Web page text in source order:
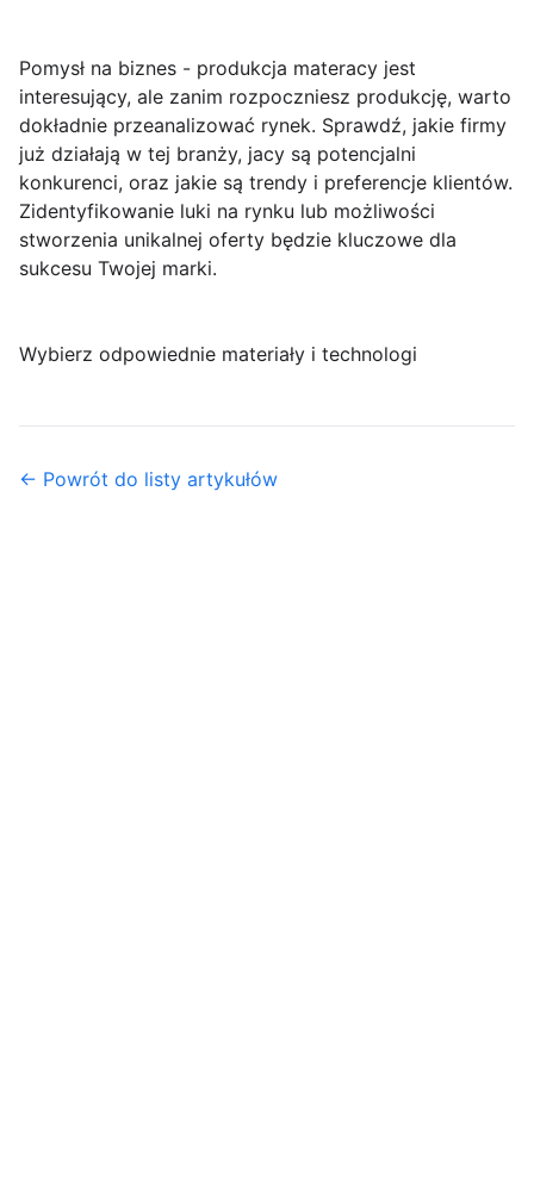
Pomysł na biznes - produkcja materacy jest
interesujący, ale zanim rozpoczniesz produkcję, warto
dokładnie przeanalizować rynek. Sprawdź, jakie firmy
już działają w tej branży, jacy są potencjalni
konkurenci, oraz jakie są trendy i preferencje klientów.
Zidentyfikowanie luki na rynku lub możliwości
stworzenia unikalnej oferty będzie kluczowe dla
sukcesu Twojej marki.
Wybierz odpowiednie materiały i technologi
← Powrót do listy artykułów